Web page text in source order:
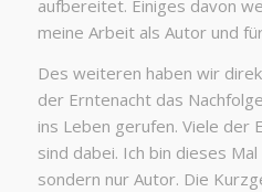
aufbereitet. Einiges davon
meine Arbeit als Autor und
Des weiteren haben wir
der Erntenacht das
ins Leben gerufen. Viele der
sind dabei. Ich bin dieses
sondern nur Autor. Die